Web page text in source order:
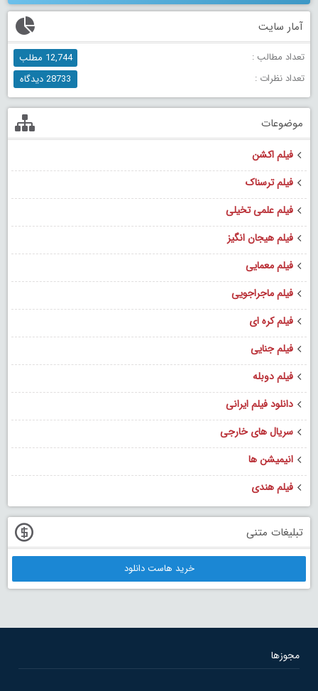
آمار سایت
تعداد مطالب :
12,744 مطلب
تعداد نظرات :
28733 دیدگاه
موضوعات
فیلم اکشن
فیلم ترسناک
فیلم علمی تخیلی
فیلم هیجان انگیز
فیلم معمایی
فیلم ماجراجویی
فیلم کره ای
فیلم جنایی
فیلم دوبله
دانلود فیلم ایرانی
سریال های خارجی
انیمیشن ها
فیلم هندی
تبلیغات متنی
خرید هاست دانلود
مجوزها